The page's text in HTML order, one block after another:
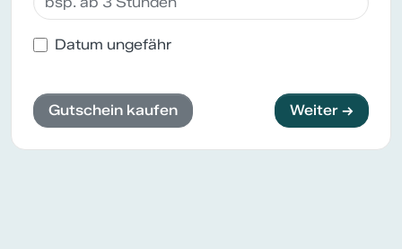
Datum ungefähr
Gutschein kaufen Weiter →